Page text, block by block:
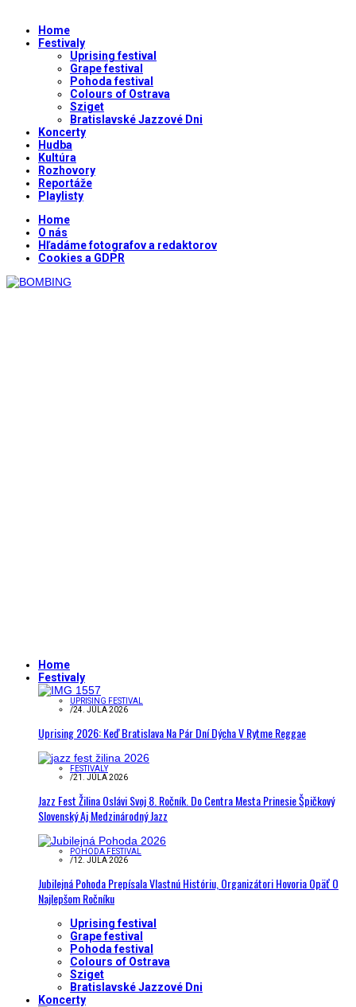
Home
Festivaly
Uprising festival
Grape festival
Pohoda festival
Colours of Ostrava
Sziget
Bratislavské Jazzové Dni
Koncerty
Hudba
Kultúra
Rozhovory
Reportáže
Playlisty
Home
O nás
Hľadáme fotografov a redaktorov
Cookies a GDPR
Home
Festivaly
UPRISING FESTIVAL
/24. JÚLA 2026
Uprising 2026: Keď Bratislava Na Pár Dní Dýcha V Rytme Reggae
FESTIVALY
/21. JÚLA 2026
Jazz Fest Žilina Oslávi Svoj 8. Ročník. Do Centra Mesta Prinesie Špičkový
Slovenský Aj Medzinárodný Jazz
POHODA FESTIVAL
/12. JÚLA 2026
Jubilejná Pohoda Prepísala Vlastnú Históriu, Organizátori Hovoria Opäť O
Najlepšom Ročníku
Uprising festival
Grape festival
Pohoda festival
Colours of Ostrava
Sziget
Bratislavské Jazzové Dni
Koncerty